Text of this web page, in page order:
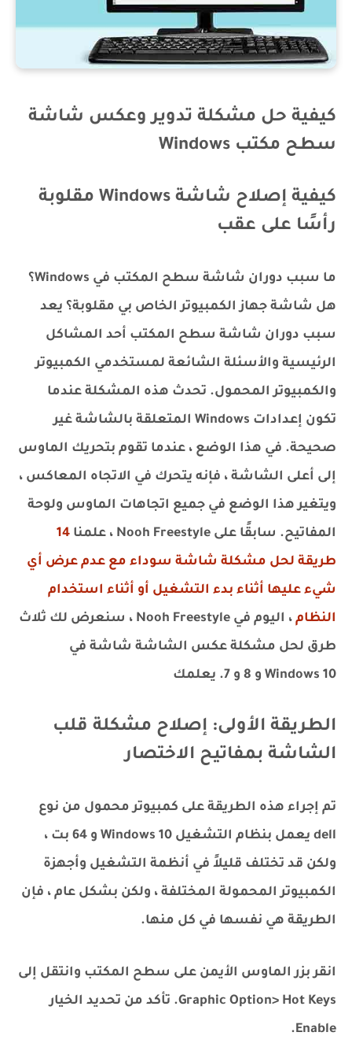
كيفية حل مشكلة تدوير وعكس شاشة
سطح مكتب Windows
كيفية إصلاح شاشة Windows مقلوبة
رأسًا على عقب
ما سبب دوران شاشة سطح المكتب في Windows؟
هل شاشة جهاز الكمبيوتر الخاص بي مقلوبة؟ يعد
سبب دوران شاشة سطح المكتب أحد المشاكل
الرئيسية والأسئلة الشائعة لمستخدمي الكمبيوتر
والكمبيوتر المحمول. تحدث هذه المشكلة عندما
تكون إعدادات Windows المتعلقة بالشاشة غير
صحيحة. في هذا الوضع ، عندما تقوم بتحريك الماوس
إلى أعلى الشاشة ، فإنه يتحرك في الاتجاه المعاكس ،
ويتغير هذا الوضع في جميع اتجاهات الماوس ولوحة
المفاتيح. سابقًا على Nooh Freestyle ، علمنا
14
طريقة لحل مشكلة شاشة سوداء مع عدم عرض أي
شيء عليها أثناء بدء التشغيل أو أثناء استخدام
النظام
، اليوم في Nooh Freestyle ، سنعرض لك ثلاث
طرق لحل مشكلة عكس الشاشة شاشة في
Windows 10 و 8 و 7. يعلمك
الطريقة الأولى: إصلاح مشكلة قلب
الشاشة بمفاتيح الاختصار
تم إجراء هذه الطريقة على كمبيوتر محمول من نوع
dell يعمل بنظام التشغيل Windows 10 و 64 بت ،
ولكن قد تختلف قليلاً في أنظمة التشغيل وأجهزة
الكمبيوتر المحمولة المختلفة ، ولكن بشكل عام ، فإن
الطريقة هي نفسها في كل منها.
انقر بزر الماوس الأيمن على سطح المكتب وانتقل إلى
Graphic Option> Hot Keys. تأكد من تحديد الخيار
Enable.